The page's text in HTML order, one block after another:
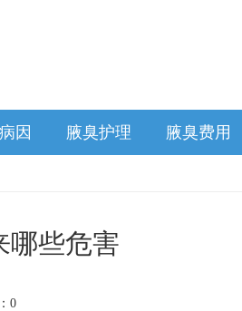
因 腋臭护理 腋臭费用
哪些危害
0